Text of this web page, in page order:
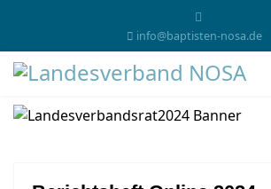
info@baptisten-nosa.de